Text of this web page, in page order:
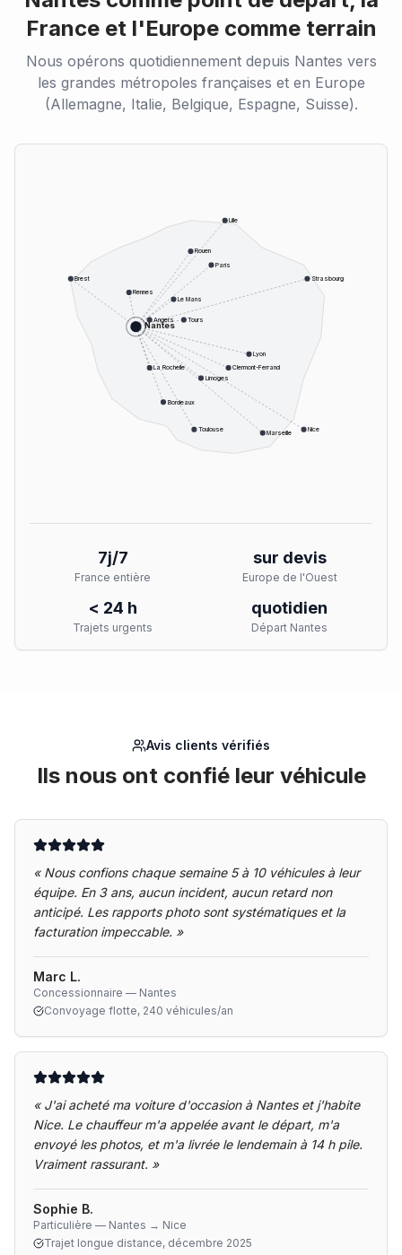
France et l'Europe comme terrain
Nous opérons quotidiennement depuis Nantes vers
les grandes métropoles françaises et en Europe
(Allemagne, Italie, Belgique, Espagne, Suisse).
Nantes
Paris
Lyon
Marseille
Toulouse
Bordeaux
Nice
Strasbourg
Lille
Rennes
Angers
Le Mans
Tours
Limoges
Clermont-Ferrand
Rouen
Brest
La Rochelle
7j/7
France entière
sur devis
Europe de l'Ouest
< 24 h
Trajets urgents
quotidien
Départ Nantes
Avis clients vérifiés
Ils nous ont confié leur véhicule
« Nous confions chaque semaine 5 à 10 véhicules à leur
équipe. En 3 ans, aucun incident, aucun retard non
anticipé. Les rapports photo sont systématiques et la
facturation impeccable. »
Marc L.
Concessionnaire — Nantes
Convoyage flotte, 240 véhicules/an
« J'ai acheté ma voiture d'occasion à Nantes et j'habite
Nice. Le chauffeur m'a appelée avant le départ, m'a
envoyé les photos, et m'a livrée le lendemain à 14 h pile.
Vraiment rassurant. »
Sophie B.
Particulière — Nantes → Nice
Trajet longue distance, décembre 2025